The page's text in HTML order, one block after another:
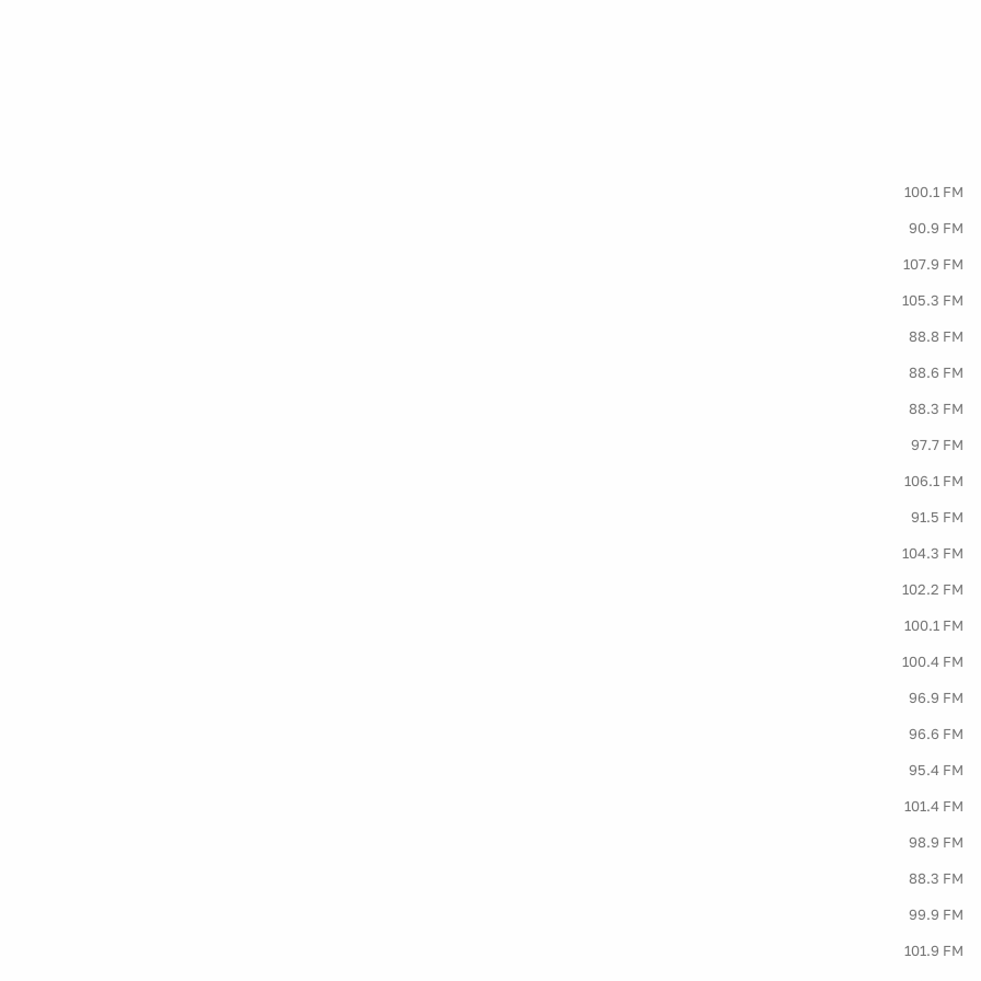
100.1 FM
90.9 FM
107.9 FM
105.3 FM
88.8 FM
88.6 FM
88.3 FM
97.7 FM
106.1 FM
91.5 FM
104.3 FM
102.2 FM
100.1 FM
100.4 FM
96.9 FM
96.6 FM
95.4 FM
101.4 FM
98.9 FM
88.3 FM
99.9 FM
101.9 FM